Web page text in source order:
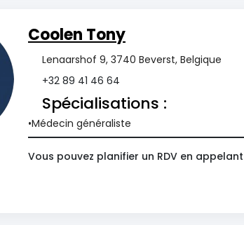
Coolen Tony
Lenaarshof 9, 3740 Beverst, Belgique
+32 89 41 46 64
Spécialisations :
Médecin généraliste
Vous pouvez planifier un RDV en